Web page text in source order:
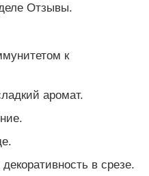
Отзывы.
к
аромат.
в срезе.